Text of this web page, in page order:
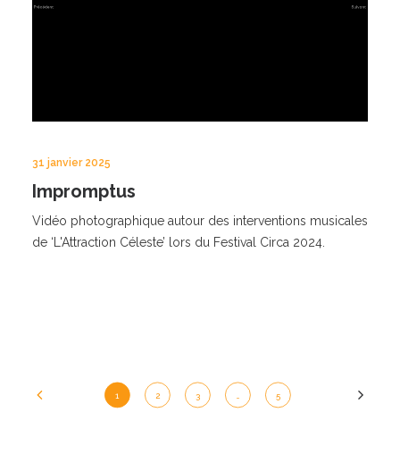
31 janvier 2025
Impromptus
Vidéo photographique autour des interventions musicales
de ‘L'Attraction Céleste’ lors du Festival Circa 2024.
1 2 3 5